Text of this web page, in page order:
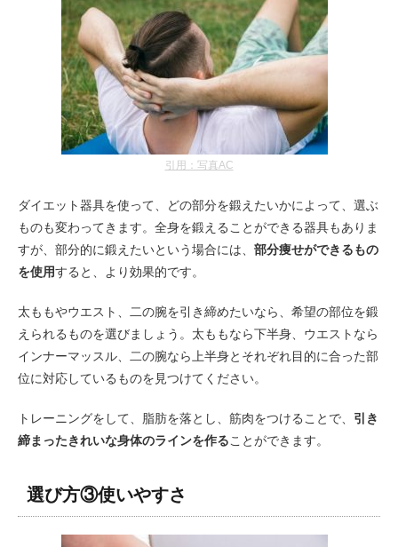
引用：写真AC
ダイエット器具を使って、どの部分を鍛えたいかによって、選ぶ
ものも変わってきます。全身を鍛えることができる器具もありま
すが、部分的に鍛えたいという場合には、 部分痩せができるもの
を使用すると、より効果的です。
太ももやウエスト、二の腕を引き締めたいなら、希望の部位を鍛
えられるものを選びましょう。太ももなら下半身、ウエストなら
インナーマッスル、二の腕なら上半身とそれぞれ目的に合った部
位に対応しているものを見つけてください。
トレーニングをして、脂肪を落とし、筋肉をつけることで、 引き
締まったきれいな身体のラインを作ることができます。
選び方③使いやすさ